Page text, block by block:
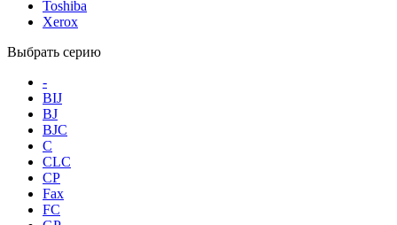
Toshiba
Xerox
Выбрать серию
-
BIJ
BJ
BJC
C
CLC
CP
Fax
FC